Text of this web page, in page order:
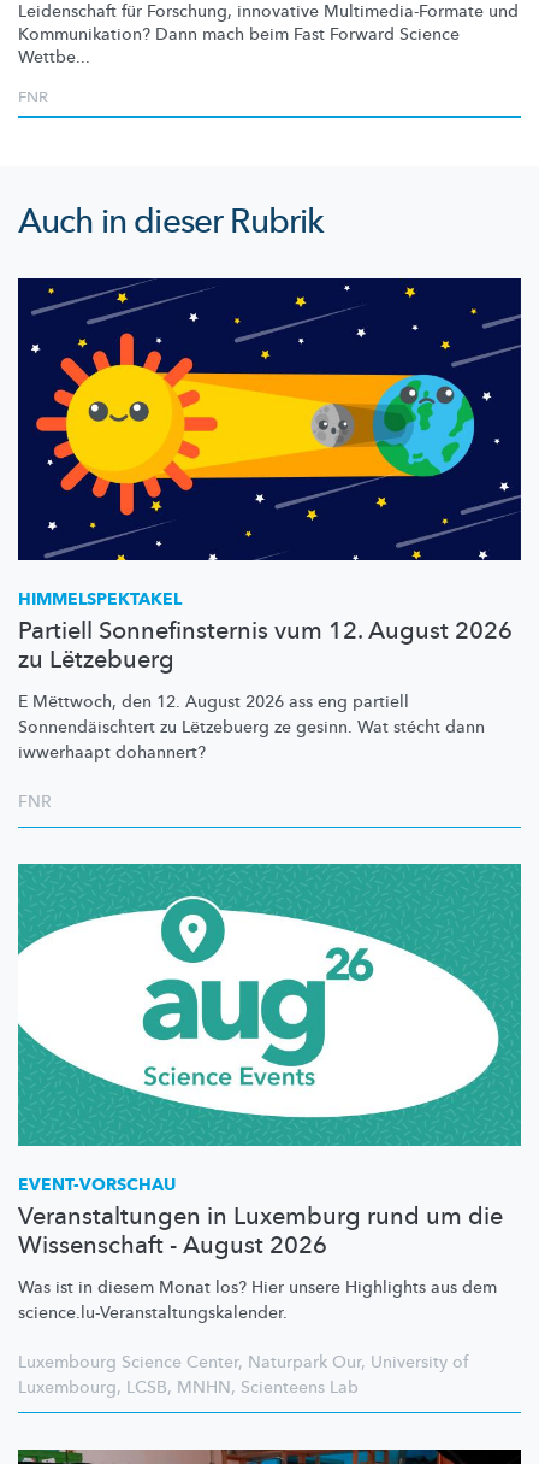
Leidenschaft für Forschung, innovative Multimedia-Formate und
Kommunikation? Dann mach beim Fast Forward Science
Wettbe...
FNR
Auch in dieser Rubrik
HIMMELSPEKTAKEL
Partiell Sonnefinsternis vum 12. August 2026
zu Lëtzebuerg
E Mëttwoch, den 12. August 2026 ass eng partiell
Sonnendäischtert zu Lëtzebuerg ze gesinn. Wat stécht dann
iwwerhaapt dohannert?
FNR
EVENT-VORSCHAU
Veranstaltungen in Luxemburg rund um die
Wissenschaft - August 2026
Was ist in diesem Monat los? Hier unsere Highlights aus dem
science.lu-Veranstaltungskalender.
Luxembourg Science Center, Naturpark Our, University of
Luxembourg, LCSB, MNHN, Scienteens Lab